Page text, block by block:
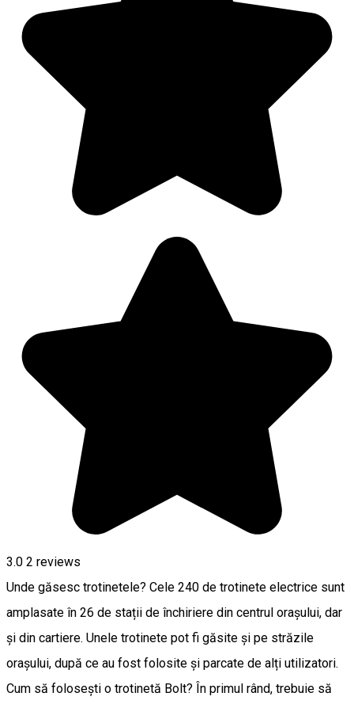
3.0 2 reviews
Unde găsesc trotinetele? Cele 240 de trotinete electrice sunt
amplasate în 26 de stații de închiriere din centrul orașului, dar
și din cartiere. Unele trotinete pot fi găsite și pe străzile
orașului, după ce au fost folosite și parcate de alți utilizatori.
Cum să folosești o trotinetă Bolt? În primul rând, trebuie să